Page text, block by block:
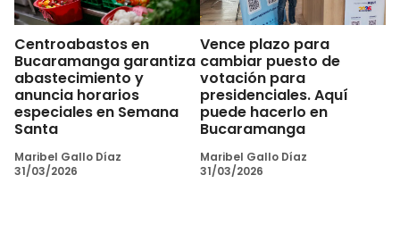
Centroabastos en
Bucaramanga garantiza
abastecimiento y
anuncia horarios
especiales en Semana
Santa
Maribel Gallo Díaz
31/03/2026
Vence plazo para
cambiar puesto de
votación para
presidenciales. Aquí
puede hacerlo en
Bucaramanga
Maribel Gallo Díaz
31/03/2026